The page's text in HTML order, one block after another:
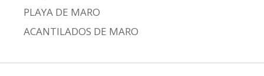
PLAYA DE MARO
ACANTILADOS DE MARO